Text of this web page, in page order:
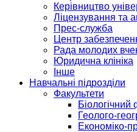
Керівництво
Ліцензування та
Прес-служба
Центр
Рада молодих
Юридична клініка
Інше
Навчальні підрозділи
Факультети
Біологічний
Геолого-
Економіко-